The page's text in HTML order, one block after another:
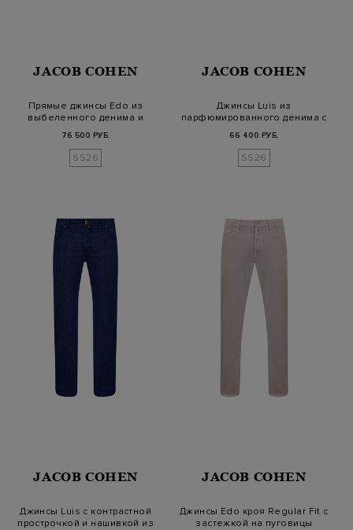
JACOB COHEN
Прямые джинсы Edo из
выбеленного денима и
76 500 РУБ.
SS26
JACOB COHEN
Джинсы Luis из
парфюмированного денима с
66 400 РУБ.
SS26
JACOB COHEN
Джинсы Luis с контрастной
прострочкой и нашивкой из
JACOB COHEN
Джинсы Edo кроя Regular Fit с
застежкой на пуговицы